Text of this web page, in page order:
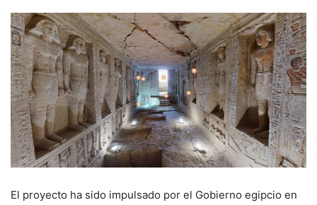
El proyecto ha sido impulsado por el Gobierno egipcio en